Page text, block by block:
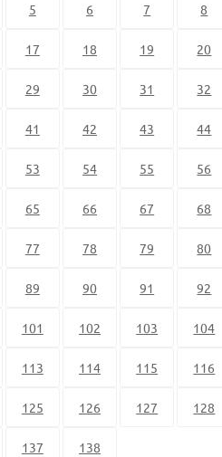
5 6 7 8
17 18 19 20
29 30 31 32
41 42 43 44
53 54 55 56
65 66 67 68
77 78 79 80
89 90 91 92
101 102 103 104
113 114 115 116
125 126 127 128
137 138